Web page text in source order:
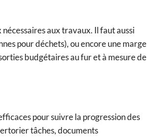
aux travaux. Il faut aussi
pour déchets), ou encore une marge
budgétaires au fur et à mesure de
pour suivre la progression des
tâches, documents